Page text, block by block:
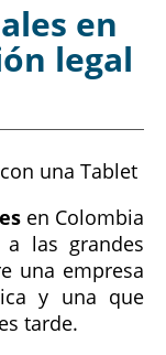
en
legal
en Colombia
las grandes
una empresa
y una que
tarde.